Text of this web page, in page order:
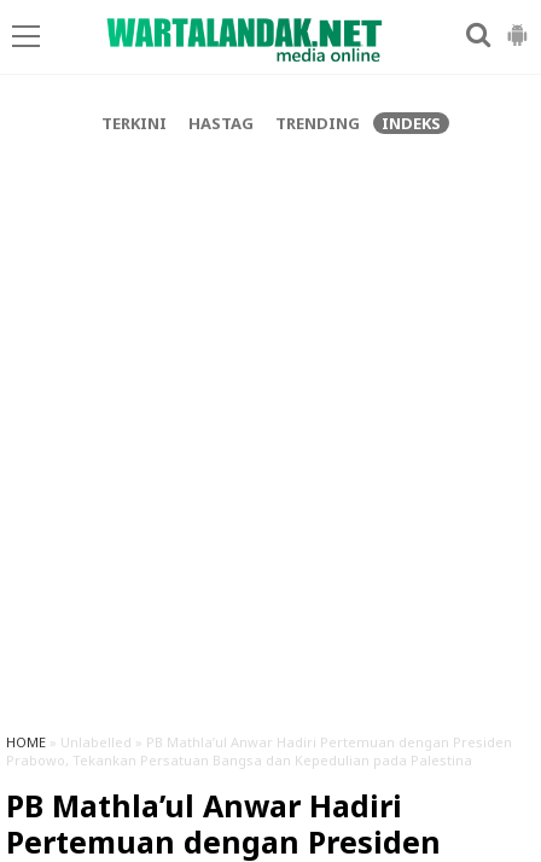
TERKINI HASTAG TRENDING INDEKS
HOME » Unlabelled » PB Mathla’ul Anwar Hadiri Pertemuan dengan Presiden
Prabowo, Tekankan Persatuan Bangsa dan Kepedulian pada Palestina
PB Mathla’ul Anwar Hadiri
Pertemuan dengan Presiden